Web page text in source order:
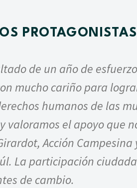
PROTAGONISTAS
de un año de
mucho cariño para
humanos de las
valoramos el apoyo que
Acción
La participación
de cambio.